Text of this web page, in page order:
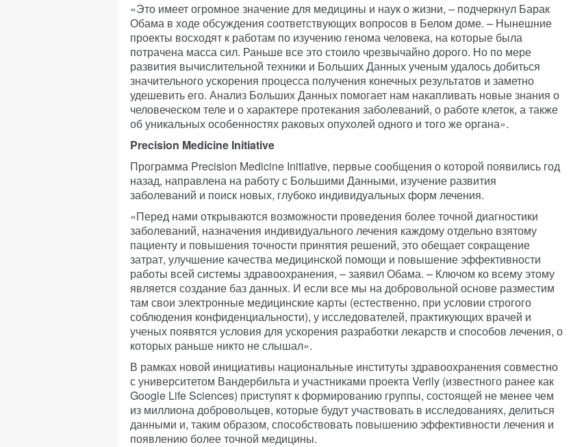
«Это имеет огромное значение для медицины и наук о жизни, – подчеркнул Барак
Обама в ходе обсуждения соответствующих вопросов в Белом доме. – Нынешние
проекты восходят к работам по изучению генома человека, на которые была
потрачена масса сил. Раньше все это стоило чрезвычайно дорого. Но по мере
развития вычислительной техники и Больших Данных ученым удалось добиться
значительного ускорения процесса получения конечных результатов и заметно
удешевить его. Анализ Больших Данных помогает нам накапливать новые знания о
человеческом теле и о характере протекания заболеваний, о работе клеток, а также
об уникальных особенностях раковых опухолей одного и того же органа».
Precision Medicine Initiative
Программа Precision Medicine Initiative, первые сообщения о которой появились год
назад, направлена на работу с Большими Данными, изучение развития
заболеваний и поиск новых, глубоко индивидуальных форм лечения.
«Перед нами открываются возможности проведения более точной диагностики
заболеваний, назначения индивидуального лечения каждому отдельно взятому
пациенту и повышения точности принятия решений, это обещает сокращение
затрат, улучшение качества медицинской помощи и повышение эффективности
работы всей системы здравоохранения, – заявил Обама. – Ключом ко всему этому
является создание баз данных. И если все мы на добровольной основе разместим
там свои электронные медицинские карты (естественно, при условии строгого
соблюдения конфиденциальности), у исследователей, практикующих врачей и
ученых появятся условия для ускорения разработки лекарств и способов лечения, о
которых раньше никто не слышал».
В рамках новой инициативы национальные институты здравоохранения совместно
с университетом Вандербильта и участниками проекта Verily (известного ранее как
Google Life Sciences) приступят к формированию группы, состоящей не менее чем
из миллиона добровольцев, которые будут участвовать в исследованиях, делиться
данными и, таким образом, способствовать повышению эффективности лечения и
появлению более точной медицины.